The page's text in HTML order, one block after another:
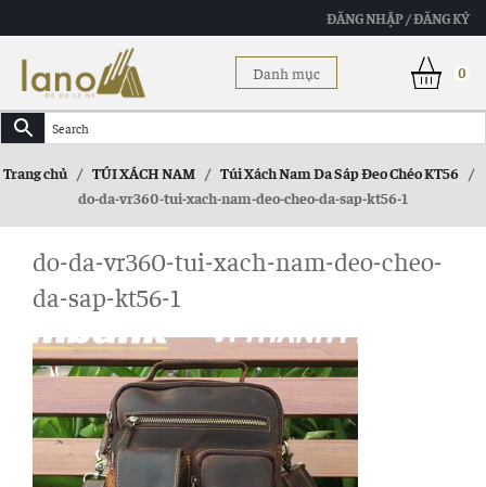
ĐĂNG NHẬP / ĐĂNG KÝ
Danh mục 0
Trang chủ / TÚI XÁCH NAM / Túi Xách Nam Da Sáp Đeo Chéo KT56
/
do-da-vr360-tui-xach-nam-deo-cheo-da-sap-kt56-1
do-da-vr360-tui-xach-nam-deo-cheo-
da-sap-kt56-1